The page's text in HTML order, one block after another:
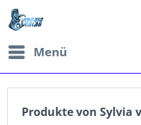
Menü
Produkte von Sylvia